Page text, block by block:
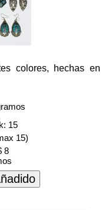
colores, hechas en
15
15)
8